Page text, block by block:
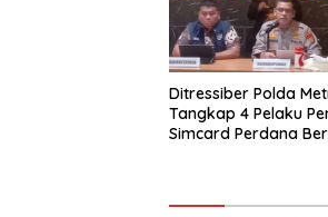
Ditressiber Polda
Tangkap 4 Pelaku
Simcard Perdana